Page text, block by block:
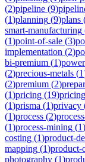
(2)pipeline (9)
(1)planning (9)plans
smart-manufacturing
(1)point-of-sale (3)
implementation (2)
bi-premium (1)
(2)precious-metals (1
(2)premium (2)
(1)pricing (19)
(1)prisma (1)privacy
(1)process (2)
(1)process-mining (1)
costing (1)product-
mapping (1)product-
photography (1)